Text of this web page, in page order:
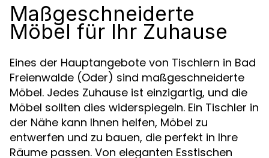
Maßgeschneiderte
Möbel für Ihr Zuhause
Eines der Hauptangebote von Tischlern in Bad
Freienwalde (Oder) sind maßgeschneiderte
Möbel. Jedes Zuhause ist einzigartig, und die
Möbel sollten dies widerspiegeln. Ein Tischler in
der Nähe kann Ihnen helfen, Möbel zu
entwerfen und zu bauen, die perfekt in Ihre
Räume passen. Von eleganten Esstischen